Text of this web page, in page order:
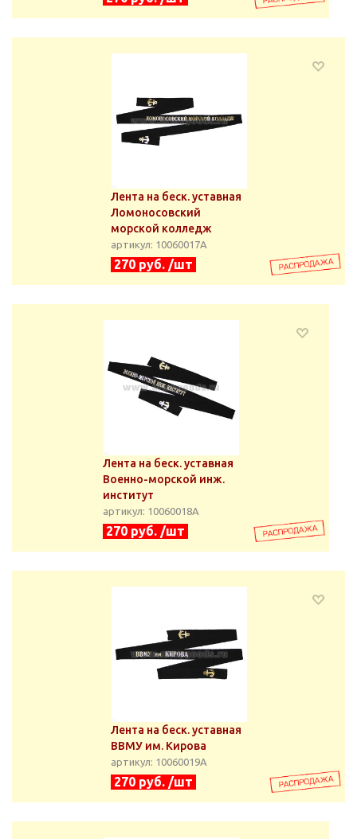
Лента на беск. уставная
Ломоносовский
морской колледж
артикул: 10060017А
270 руб. /шт
Лента на беск. уставная
Военно-морской инж.
институт
артикул: 10060018А
270 руб. /шт
Лента на беск. уставная
ВВМУ им. Кирова
артикул: 10060019А
270 руб. /шт